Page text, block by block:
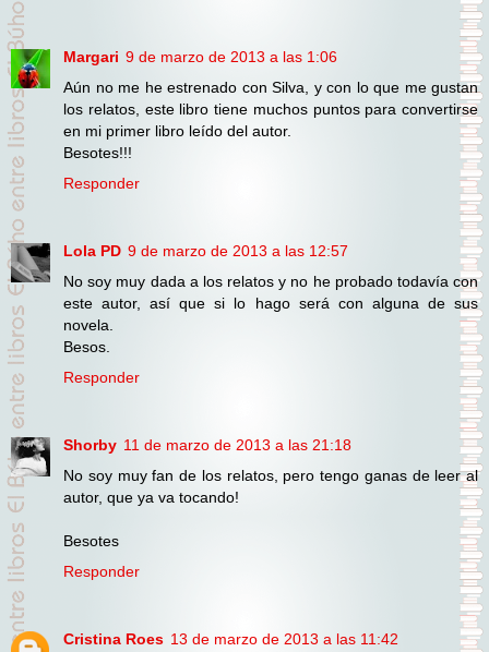
Margari 9 de marzo de 2013 a las 1:06
Aún no me he estrenado con Silva, y con lo que me gustan
los relatos, este libro tiene muchos puntos para convertirse
en mi primer libro leído del autor.
Besotes!!!
Responder
Lola PD 9 de marzo de 2013 a las 12:57
No soy muy dada a los relatos y no he probado todavía con
este autor, así que si lo hago será con alguna de sus
novela.
Besos.
Responder
Shorby 11 de marzo de 2013 a las 21:18
No soy muy fan de los relatos, pero tengo ganas de leer al
autor, que ya va tocando!
Besotes
Responder
Cristina Roes 13 de marzo de 2013 a las 11:42